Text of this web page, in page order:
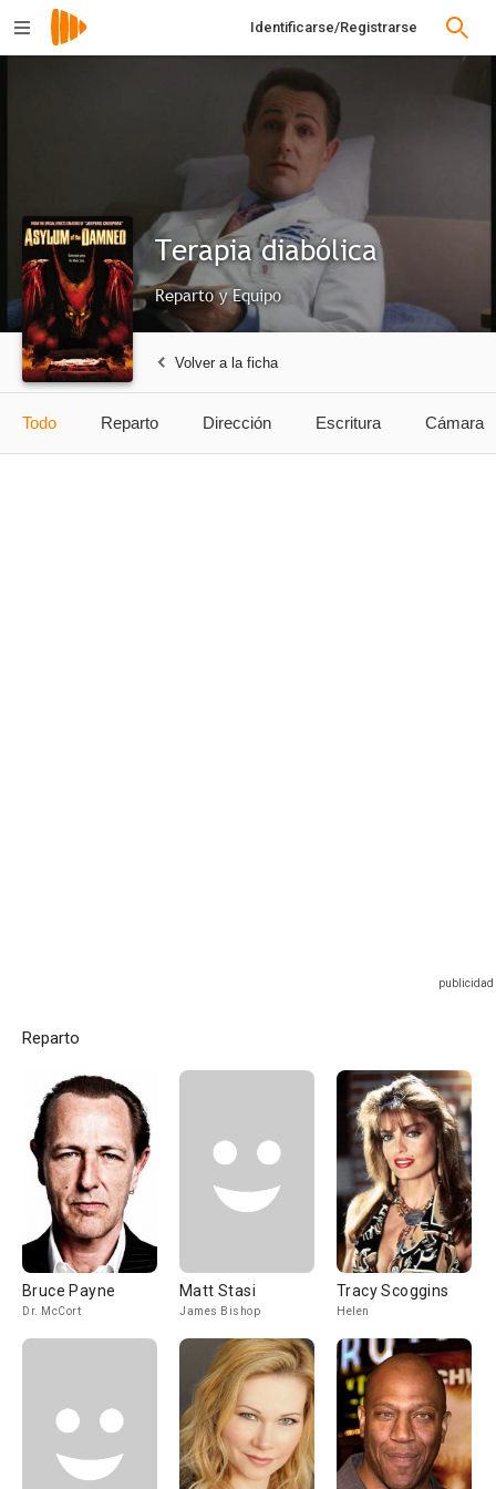
Identificarse/Registrarse
Terapia diabólica
Reparto y Equipo
Volver a la ficha
Todo Reparto Dirección Escritura Cámara
Reparto
Bruce Payne
Dr. McCort
Matt Stasi
James Bishop
Tracy Scoggins
Helen